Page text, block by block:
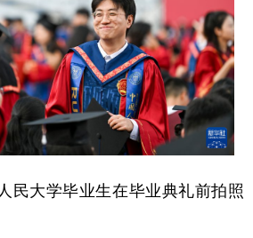
大学毕业生在毕业典礼前拍照